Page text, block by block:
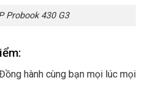
Probook 430 G3
hành cùng bạn mọi lúc mọi